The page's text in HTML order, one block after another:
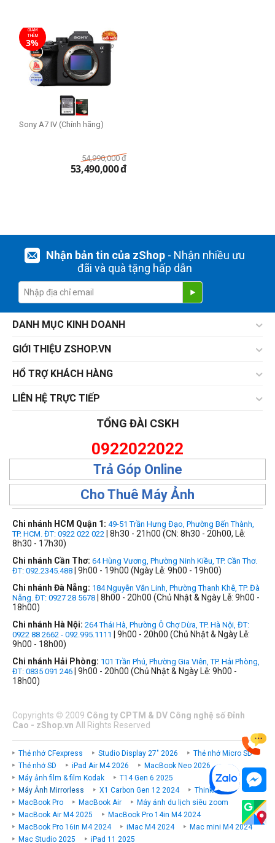
GIẢM
THÊM
3%
Sony A7 IV (Chính hãng)
54,990,000 đ
53,490,000đ
Nhận bản tin của zShop- Nhận nhiều ưu
đãi và quà tặng hấp dẫn
DANH MỤC KINH DOANH
GIỚI THIỆU ZSHOP.VN
HỔ TRỢ KHÁCH HÀNG
LIÊN HỆ TRỰC TIẾP
TỔNG ĐÀI CSKH
0922022022
Trả Góp Online
Cho Thuê Máy Ảnh
Chi nhánh HCM Quận 1: 49-51 Trần Hưng Đạo, Phường Bến Thành,
TP. HCM. ĐT: 0922 022 022 | 8h30 - 21h00 (CN: 8h30 - 20h00, Lễ:
8h30 - 17h30)
Chi nhánh Cần Thơ: 64 Hùng Vương, Phường Ninh Kiều, TP. Cần Thơ.
ĐT: 092.2345.488 | 9h00 - 19h00 (Ngày Lễ: 9h00 - 19h00)
Chi nhánh Đà Nẵng: 184 Nguyễn Văn Linh, Phường Thanh Khê, TP. Đà
Nẵng. ĐT: 0927 28 5678 | 8h00 - 20h00 (Chủ Nhật & Ngày Lễ: 9h00 -
18h00)
Chi nhánh Hà Nội: 264 Thái Hà, Phường Ô Chợ Dừa, TP. Hà Nội, ĐT:
0922 88 2662 - 092.995.1111
| 9h00 - 20h00 (Chủ Nhật & Ngày Lễ:
9h00 - 18h00)
Chi nhánh Hải Phòng: 101 Trần Phú, Phường Gia Viên, TP. Hải Phòng,
ĐT: 0835 091 246 | 9h00 - 20h00 (Chủ Nhật & Ngày Lễ: 9h00 -
18h00)
Copyrights © 2009 Công ty CPTM & DV Công nghệ số Đỉnh
Cao - zShop.vn All Rights Reserved
Thẻ nhớ CFexpress Studio Display 27" 2026
Thẻ nhớ Micro SD
Thẻ nhớ SD
iPad Air M4 2026
MacBook Neo 2026
Máy ảnh film & film Kodak
T14 Gen 6 2025
Máy Ảnh Mirrorless
X1 Carbon Gen 12 2024
ThinkPad P
MacBook Pro
MacBook Air
Máy ảnh du lịch siêu zoom
MacBook Air M4 2025
MacBook Pro 14in M4 2024
MacBook Pro 16in M4 2024
iMac M4 2024
Mac mini M4 2024
Mac Studio 2025
iPad 11 2025